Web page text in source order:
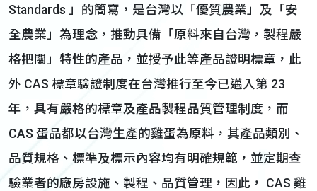
Standards 」的簡寫，是台灣以「優質農業」及「安
全農業」為理念，推動具備「原料來自台灣，製程嚴
格把關」特性的產品，並授予此等產品證明標章，此
外 CAS 標章驗證制度在台灣推行至今已邁入第 23
年，具有嚴格的標章及產品製程品質管理制度，而
CAS 蛋品都以台灣生產的雞蛋為原料，其產品類別、
品質規格、標準及標示內容均有明確規範，並定期查
驗業者的廠房設施、製程、品質管理，因此， CAS 雞